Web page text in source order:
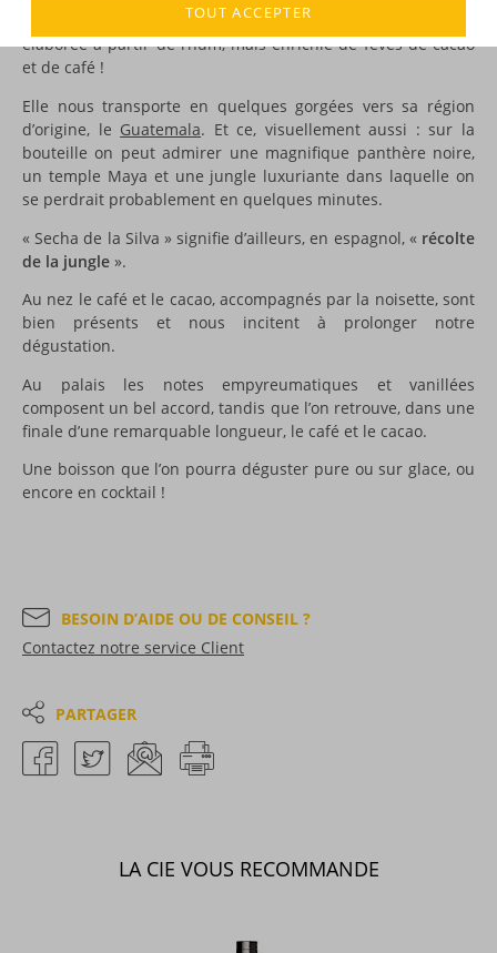
Secha de la Silva : une délicieuse boisson spiritueuse
élaborée à partir de rhum, mais enrichie de fèves de cacao
et de café !
Elle nous transporte en quelques gorgées vers sa région
d’origine, le Guatemala. Et ce, visuellement aussi : sur la
bouteille on peut admirer une magnifique panthère noire,
un temple Maya et une jungle luxuriante dans laquelle on
se perdrait probablement en quelques minutes.
« Secha de la Silva » signifie d’ailleurs, en espagnol, « récolte
de la jungle ».
Au nez le café et le cacao, accompagnés par la noisette, sont
bien présents et nous incitent à prolonger notre
dégustation.
Au palais les notes empyreumatiques et vanillées
composent un bel accord, tandis que l’on retrouve, dans une
finale d’une remarquable longueur, le café et le cacao.
Une boisson que l’on pourra déguster pure ou sur glace, ou
encore en cocktail !
BESOIN D’AIDE OU DE CONSEIL ?
Contactez notre service Client
PARTAGER
LA CIE VOUS RECOMMANDE
TOUT ACCEPTER